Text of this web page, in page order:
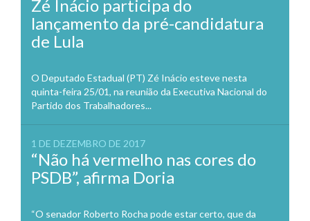
Zé Inácio participa do
lançamento da pré-candidatura
de Lula
O Deputado Estadual (PT) Zé Inácio esteve nesta
quinta-feira 25/01, na reunião da Executiva Nacional do
Partido dos Trabalhadores...
1 DE DEZEMBRO DE 2017
“Não há vermelho nas cores do
PSDB”, afirma Doria
“O senador Roberto Rocha pode estar certo, que da